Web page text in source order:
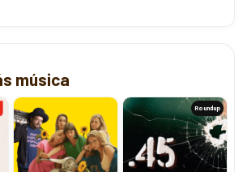
música
Roundup